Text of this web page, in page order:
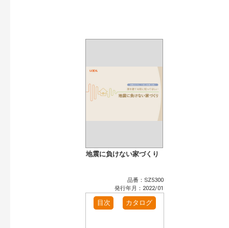
地震に負けない家づくり
品番：SZ5300
発行年月：2022/01
目次 カタログ